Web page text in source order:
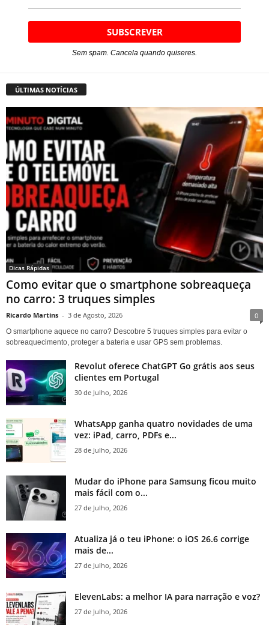
Sem spam. Cancela quando quiseres.
ÚLTIMAS NOTÍCIAS
Dicas Rápidas
Como evitar que o smartphone sobreaqueça
no carro: 3 truques simples
Ricardo Martins - 3 de Agosto, 2026 0
O smartphone aquece no carro? Descobre 5 truques simples para evitar o
sobreaquecimento, proteger a bateria e usar GPS sem problemas.
Revolut oferece ChatGPT Go grátis aos seus
clientes em Portugal
30 de Julho, 2026
WhatsApp ganha quatro novidades de uma
vez: iPad, carro, PDFs e...
28 de Julho, 2026
Mudar do iPhone para Samsung ficou muito
mais fácil com o...
27 de Julho, 2026
Atualiza já o teu iPhone: o iOS 26.6 corrige
mais de...
27 de Julho, 2026
ElevenLabs: a melhor IA para narração e voz?
27 de Julho, 2026